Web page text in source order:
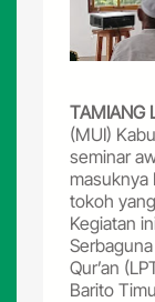
TAMIANG
(MUI)
seminar
masuknya
tokoh
Kegiatan
Qur’an
Barito